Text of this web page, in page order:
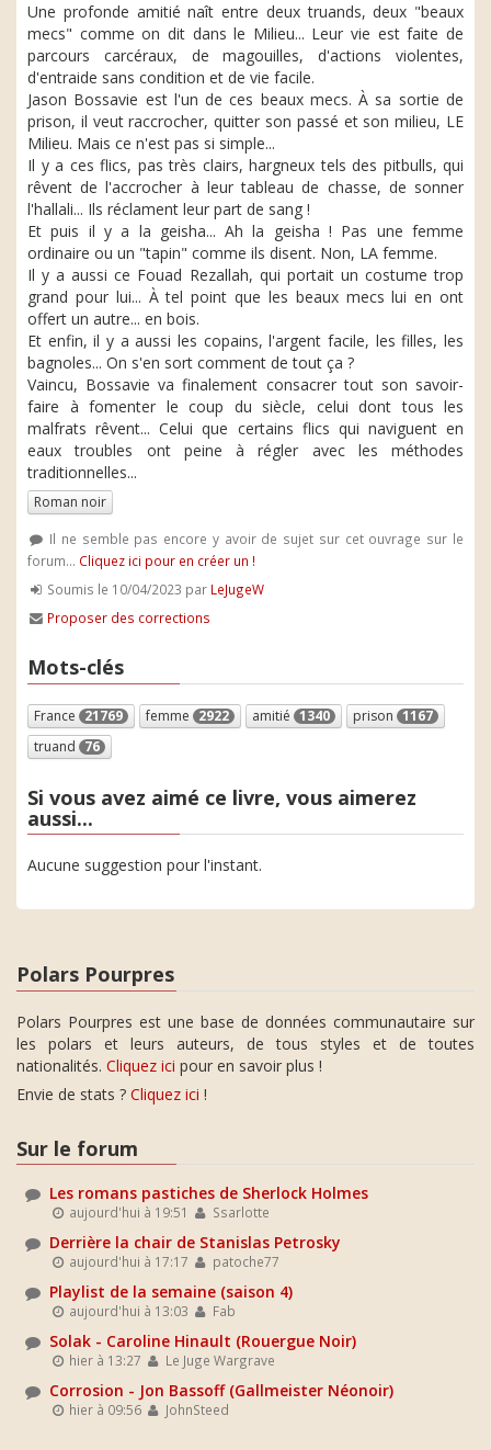
Une profonde amitié naît entre deux truands, deux "beaux
mecs" comme on dit dans le Milieu... Leur vie est faite de
parcours carcéraux, de magouilles, d'actions violentes,
d'entraide sans condition et de vie facile.
Jason Bossavie est l'un de ces beaux mecs. À sa sortie de
prison, il veut raccrocher, quitter son passé et son milieu, LE
Milieu. Mais ce n'est pas si simple...
Il y a ces flics, pas très clairs, hargneux tels des pitbulls, qui
rêvent de l'accrocher à leur tableau de chasse, de sonner
l'hallali... Ils réclament leur part de sang !
Et puis il y a la geisha... Ah la geisha ! Pas une femme
ordinaire ou un "tapin" comme ils disent. Non, LA femme.
Il y a aussi ce Fouad Rezallah, qui portait un costume trop
grand pour lui... À tel point que les beaux mecs lui en ont
offert un autre... en bois.
Et enfin, il y a aussi les copains, l'argent facile, les filles, les
bagnoles... On s'en sort comment de tout ça ?
Vaincu, Bossavie va finalement consacrer tout son savoir-
faire à fomenter le coup du siècle, celui dont tous les
malfrats rêvent... Celui que certains flics qui naviguent en
eaux troubles ont peine à régler avec les méthodes
traditionnelles...
Roman noir
Il ne semble pas encore y avoir de sujet sur cet ouvrage sur le
forum... Cliquez ici pour en créer un !
Soumis le 10/04/2023 par LeJugeW
Proposer des corrections
Mots-clés
France 21769 femme 2922 amitié 1340 prison 1167
truand 76
Si vous avez aimé ce livre, vous aimerez
aussi...
Aucune suggestion pour l'instant.
Polars Pourpres
Polars Pourpres est une base de données communautaire sur
les polars et leurs auteurs, de tous styles et de toutes
nationalités. Cliquez ici pour en savoir plus !
Envie de stats ? Cliquez ici !
Sur le forum
Les romans pastiches de Sherlock Holmes
aujourd'hui à 19:51 Ssarlotte
Derrière la chair de Stanislas Petrosky
aujourd'hui à 17:17 patoche77
Playlist de la semaine (saison 4)
aujourd'hui à 13:03 Fab
Solak - Caroline Hinault (Rouergue Noir)
hier à 13:27 Le Juge Wargrave
Corrosion - Jon Bassoff (Gallmeister Néonoir)
hier à 09:56 JohnSteed